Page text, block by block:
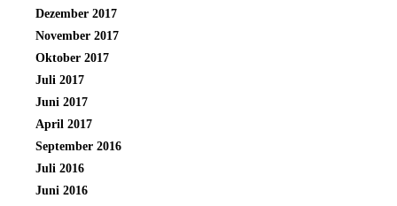
Dezember 2017
November 2017
Oktober 2017
Juli 2017
Juni 2017
April 2017
September 2016
Juli 2016
Juni 2016